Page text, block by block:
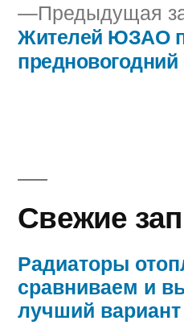
по
записям
Предыдущая
Жителей ЮЗАО
Свежие
Радиаторы
сравниваем и
лучший вариант